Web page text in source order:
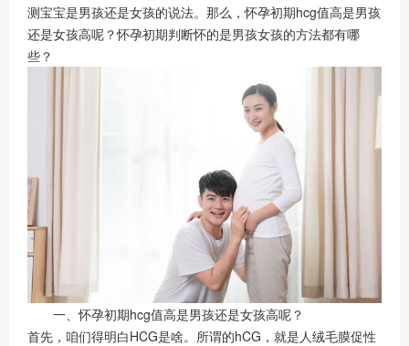
测宝宝是男孩还是女孩的说法。那么，怀孕初期hcg值高是男孩
还是女孩高呢？怀孕初期判断怀的是男孩女孩的方法都有哪
些？
一、怀孕初期hcg值高是男孩还是女孩高呢？
首先，咱们得明白HCG是啥。所谓的hCG，就是人绒毛膜促性